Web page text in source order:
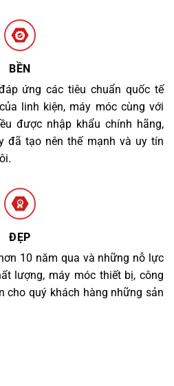
BỀN
ứng các tiêu chuẩn quốc tế
linh kiện, máy móc cùng với
được nhập khẩu chính hãng,
đã tạo nên thế mạnh và uy tín
ĐẸP
10 năm qua và những nỗ lực
lượng, máy móc thiết bị, công
cho quý khách hàng những sản